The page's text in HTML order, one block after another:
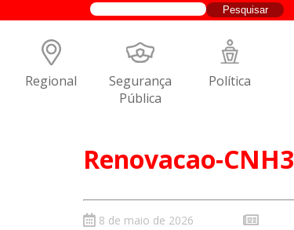
Regional Segurança
Pública
Política
Renovacao-CNH3
8 de maio de 2026